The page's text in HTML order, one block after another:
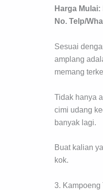
Harga Mulai:
No. Telp/
Sesuai
amplang
memang
Tidak hanya
cimi udang
banyak lagi.
Buat kalian
kok.
3.